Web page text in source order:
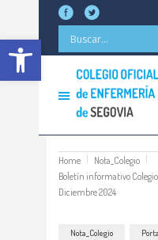
Abrir barra de herramientas
Home
Nota_Colegio
Boletín informativo
Diciembre 2024
Nota_Colegio